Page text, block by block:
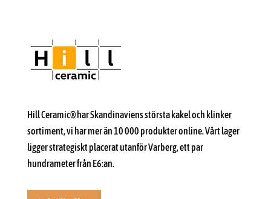
Hill Ceramic® har Skandinaviens största kakel och klinker
sortiment, vi har mer än 10 000 produkter online. Vårt lager
ligger strategiskt placerat utanför Varberg, ett par
hundrameter från E6:an.